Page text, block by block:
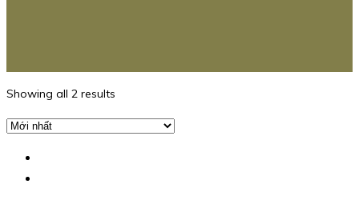
Showing all 2 results